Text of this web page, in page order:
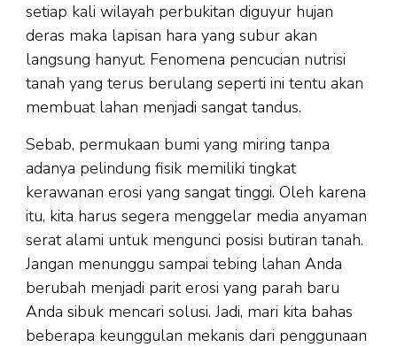
setiap kali wilayah perbukitan diguyur hujan
deras maka lapisan hara yang subur akan
langsung hanyut. Fenomena pencucian nutrisi
tanah yang terus berulang seperti ini tentu akan
membuat lahan menjadi sangat tandus.
Sebab, permukaan bumi yang miring tanpa
adanya pelindung fisik memiliki tingkat
kerawanan erosi yang sangat tinggi. Oleh karena
itu, kita harus segera menggelar media anyaman
serat alami untuk mengunci posisi butiran tanah.
Jangan menunggu sampai tebing lahan Anda
berubah menjadi parit erosi yang parah baru
Anda sibuk mencari solusi. Jadi, mari kita bahas
beberapa keunggulan mekanis dari penggunaan